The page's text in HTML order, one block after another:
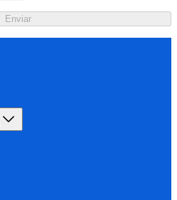
Enviar